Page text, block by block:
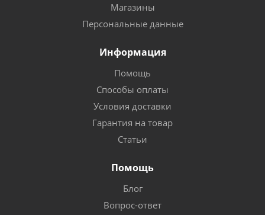
Магазины
Персональные данные
Информация
Помощь
Способы оплаты
Условия доставки
Гарантия на товар
Статьи
Помощь
Блог
Вопрос-ответ